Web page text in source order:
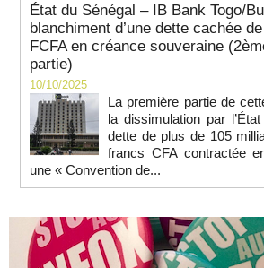
État du Sénégal – IB Bank Togo/
blanchiment d’une dette cachée
FCFA en créance souveraine
partie)
10/10/2025
La première partie de
la dissimulation par
dette de plus de 105
francs CFA contractée
une « Convention de...